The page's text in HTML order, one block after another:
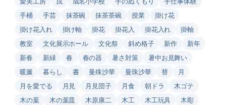
手桶
手芸 抹茶碗 抹茶茶碗 授業
掛け花
掛け花入れ
掛け軸 掛花 掛花入 掛花入れ
掛軸
教室
文化展示ホール 文化祭 斜め格子 新作
新年
新春
新緑 春 春の器 暑さ対策
暑中お見舞い
暖簾
暮らし 書 曼殊沙華 曼珠沙華 替
月
月を愛でる
月見 月見団子 月食 朝ドラ
木ゴテ
木の葉
木の葉皿 木原康二 木工 木工玩具
木彫